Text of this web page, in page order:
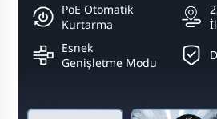
PoE Otomatik
Kurtarma
Esnek
Genişletme Modu